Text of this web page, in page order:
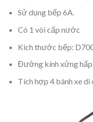
Sử dụng bếp 6A.
Có 1 vòi cấp nước
Kích thước bếp:
Đường kính xửng
Tích hợp 4 bánh xe di